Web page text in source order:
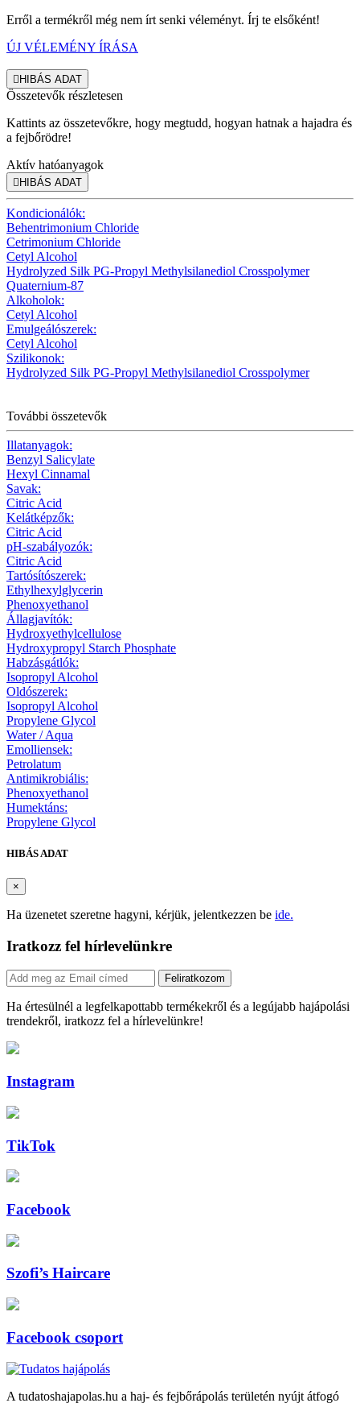
Erről a termékről még nem írt senki véleményt. Írj te elsőként!
ÚJ VÉLEMÉNY ÍRÁSA
HIBÁS ADAT
Összetevők részletesen
Kattints az összetevőkre, hogy megtudd, hogyan hatnak a hajadra és
a fejbőrödre!
Aktív hatóanyagok
HIBÁS ADAT
Kondicionálók:
Behentrimonium Chloride
Cetrimonium Chloride
Cetyl Alcohol
Hydrolyzed Silk PG-Propyl Methylsilanediol Crosspolymer
Quaternium-87
Alkoholok:
Cetyl Alcohol
Emulgeálószerek:
Cetyl Alcohol
Szilikonok:
Hydrolyzed Silk PG-Propyl Methylsilanediol Crosspolymer
További összetevők
Illatanyagok:
Benzyl Salicylate
Hexyl Cinnamal
Savak:
Citric Acid
Kelátképzők:
Citric Acid
pH-szabályozók:
Citric Acid
Tartósítószerek:
Ethylhexylglycerin
Phenoxyethanol
Állagjavítók:
Hydroxyethylcellulose
Hydroxypropyl Starch Phosphate
Habzásgátlók:
Isopropyl Alcohol
Oldószerek:
Isopropyl Alcohol
Propylene Glycol
Water / Aqua
Emolliensek:
Petrolatum
Antimikrobiális:
Phenoxyethanol
Humektáns:
Propylene Glycol
HIBÁS ADAT
×
Ha üzenetet szeretne hagyni, kérjük, jelentkezzen be ide.
Iratkozz fel hírlevelünkre
Feliratkozom
Ha értesülnél a legfelkapottabb termékekről és a legújabb hajápolási
trendekről, iratkozz fel a hírlevelünkre!
Instagram
TikTok
Facebook
Szofi’s Haircare
Facebook csoport
A tudatoshajapolas.hu a haj- és fejbőrápolás területén nyújt átfogó